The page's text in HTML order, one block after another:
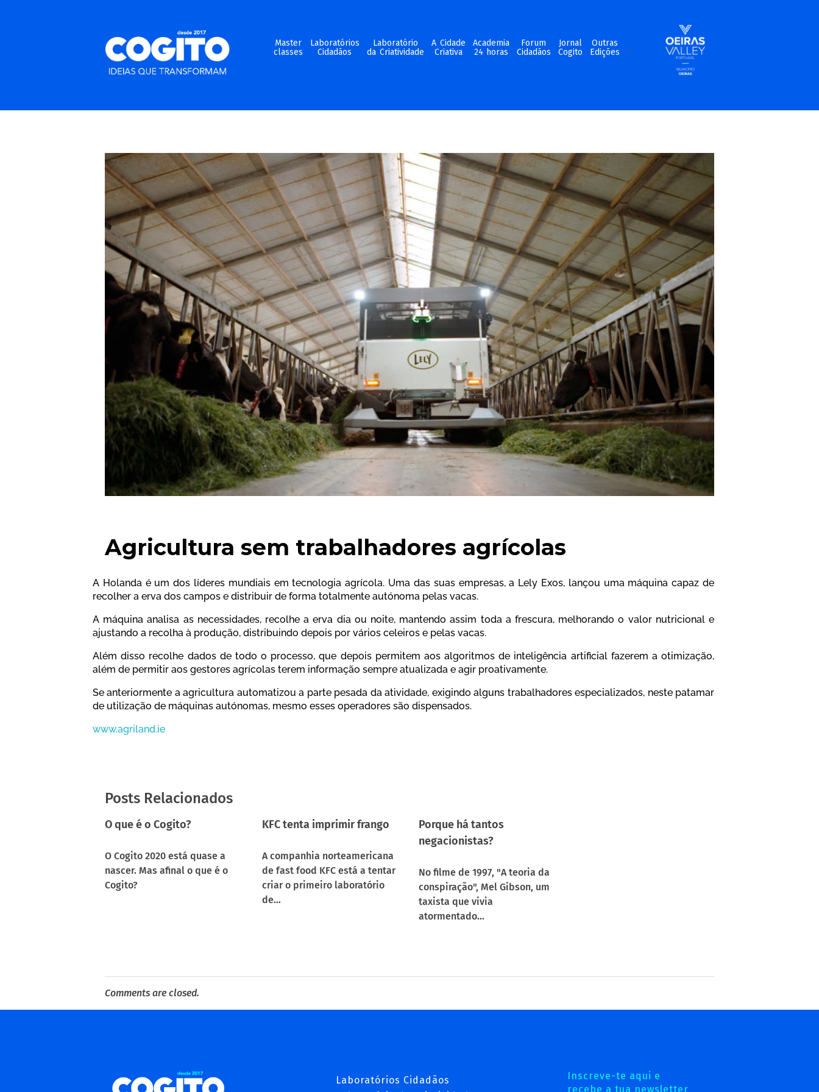
Master
classes
Laboratórios
Cidadãos
Laboratório
da Criatividade
A Cidade
Criativa
Academia
24 horas
Forum
Cidadãos
Jornal
Cogito
Outras
Edições
Agricultura sem trabalhadores agrícolas
A Holanda é um dos líderes mundiais em tecnologia agrícola. Uma das suas empresas, a Lely Exos, lançou uma máquina capaz de
recolher a erva dos campos e distribuir de forma totalmente autónoma pelas vacas.
A máquina analisa as necessidades, recolhe a erva dia ou noite, mantendo assim toda a frescura, melhorando o valor nutricional e
ajustando a recolha à produção, distribuindo depois por vários celeiros e pelas vacas.
Além disso recolhe dados de todo o processo, que depois permitem aos algoritmos de inteligência artificial fazerem a otimização,
além de permitir aos gestores agrícolas terem informação sempre atualizada e agir proativamente.
Se anteriormente a agricultura automatizou a parte pesada da atividade, exigindo alguns trabalhadores especializados, neste patamar
de utilização de máquinas autónomas, mesmo esses operadores são dispensados.
www.agriland.ie
Posts Relacionados
O que é o Cogito?
O Cogito 2020 está quase a
nascer. Mas afinal o que é o
Cogito?
KFC tenta imprimir frango
A companhia norteamericana
de fast food KFC está a tentar
criar o primeiro laboratório
de…
Porque há tantos
negacionistas?
No filme de 1997, "A teoria da
conspiração", Mel Gibson, um
taxista que vivia
atormentado…
Comments are closed.
Laboratórios Cidadãos
Inscreve-te aqui e
recebe a tua newsletter